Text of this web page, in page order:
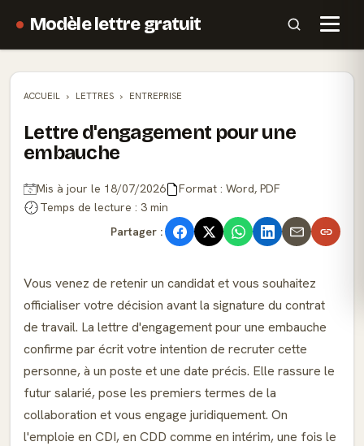
Modèle lettre gratuit
ACCUEIL LETTRES ENTREPRISE
Lettre d'engagement pour une
embauche
Mis à jour le 18/07/2026
Format : Word, PDF
Temps de lecture : 3 min
Partager :
Vous venez de retenir un candidat et vous souhaitez
officialiser votre décision avant la signature du contrat
de travail. La lettre d'engagement pour une embauche
confirme par écrit votre intention de recruter cette
personne, à un poste et une date précis. Elle rassure le
futur salarié, pose les premiers termes de la
collaboration et vous engage juridiquement. On
l'emploie en CDI, en CDD comme en intérim, une fois le